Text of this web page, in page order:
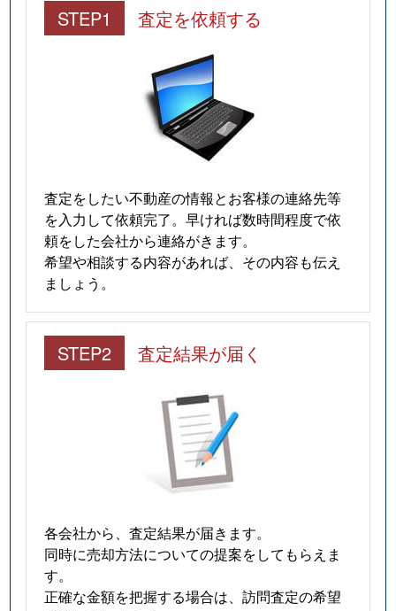
STEP1 査定を依頼する
査定をしたい不動産の情報とお客様の連絡先等
を入力して依頼完了。早ければ数時間程度で依
頼をした会社から連絡がきます。
希望や相談する内容があれば、その内容も伝え
ましょう。
STEP2 査定結果が届く
各会社から、査定結果が届きます。
同時に売却方法についての提案をしてもらえま
す。
正確な金額を把握する場合は、訪問査定の希望